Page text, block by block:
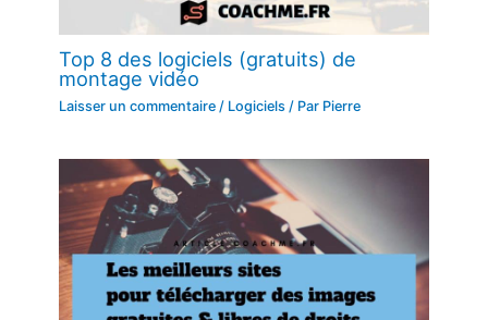
Top 8 des logiciels (gratuits) de
montage vidéo
Laisser un commentaire / Logiciels / Par Pierre